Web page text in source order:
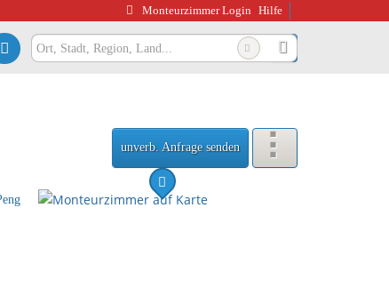
Monteurzimmer Login Hilfe
unverb. Anfrage senden